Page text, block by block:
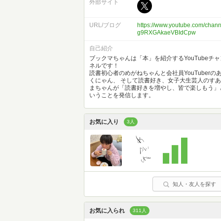
外部サイト
URL/ブログ
https://www.youtube.com/
g9RXGAkaeVBIdCpw
自己紹介
ブックマちゃんは「本」を紹介するYouTubeチャ
ネルです！
読書初心者のめがねちゃんと会社員YouTuberのあ
くにゃん、 そして読書好き、女子大生芸人のすあ
まちゃんが「読書好きを増やし、皆で楽しもう」
いうことを発信します。
お気に入り 3人
知人・友人を探す
お気に入られ 311人